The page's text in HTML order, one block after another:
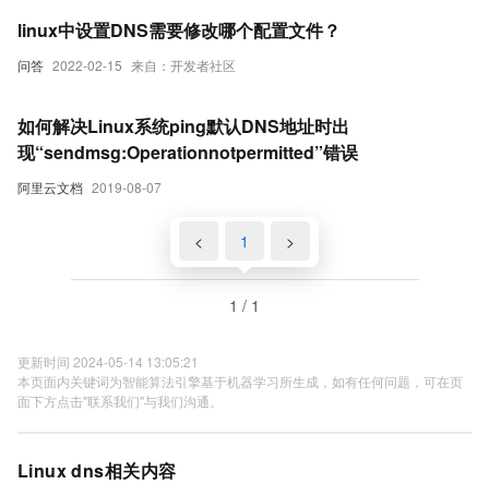
问答 2022-02-15 来自：开发者社区
linux中设置DNS需要修改哪个配置文件？
阿里云文档 2019-08-07
如何解决Linux系统ping默认DNS地址时出
现“sendmsg:Operationnotpermitted”错误
< 1 >
1 / 1
更新时间 2024-05-14 13:05:21
本页面内关键词为智能算法引擎基于机器学习所生成，如有任何问题，可在页
面下方点击"联系我们"与我们沟通。
Linux dns相关内容